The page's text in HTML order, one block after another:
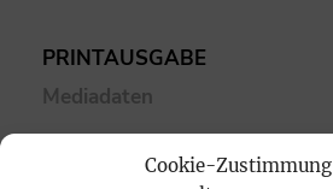
Cookie-Zustimmung
PRINTAUSGABE
Mediadaten
PROKOMPAKT